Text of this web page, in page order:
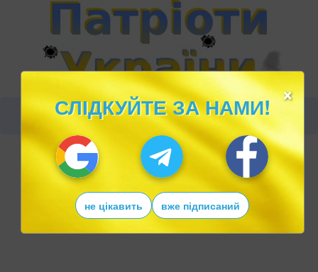
×
СЛІДКУЙТЕ ЗА НАМИ!
не цікавить вже підписаний